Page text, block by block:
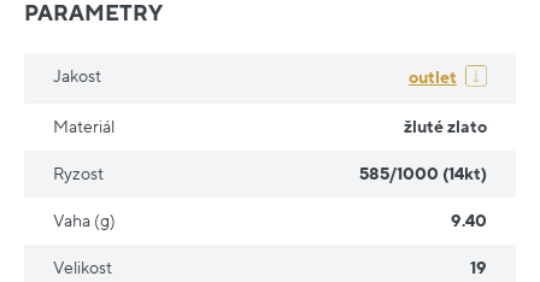
PARAMETRY
Jakost outlet
Materiál žluté zlato
Ryzost 585/1000 (14kt)
Vaha (g) 9.40
Velikost 19